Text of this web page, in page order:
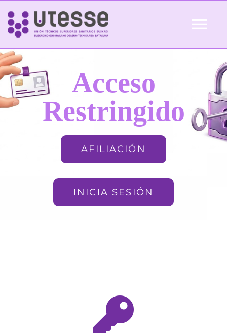
Skip
content
Inicio
QUIÉNES SOMOS Acceso
Restringido
AFILIACIÓN
INICIA SESIÓN